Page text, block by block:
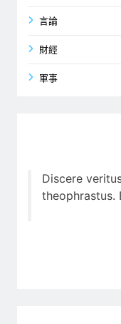
言論
財經
軍事
Discere
theophrastus.